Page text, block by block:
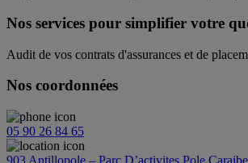
Nos services pour simplifier votre
Audit de vos contrats d'assurances et de
Nos coordonnées
05 90 26 84 65